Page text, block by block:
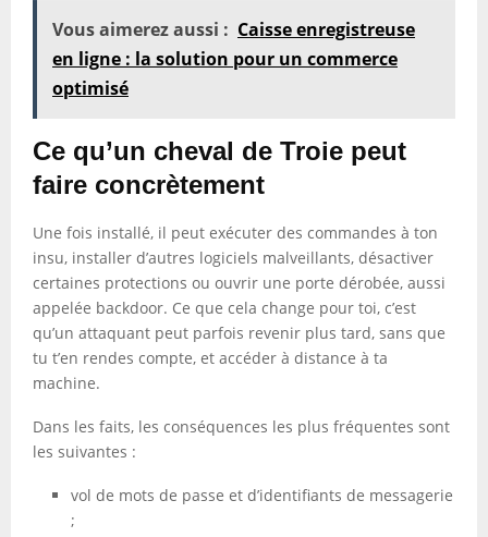
Vous aimerez aussi : Caisse enregistreuse
en ligne : la solution pour un commerce
optimisé
Ce qu’un cheval de Troie peut
faire concrètement
Une fois installé, il peut exécuter des commandes à ton
insu, installer d’autres logiciels malveillants, désactiver
certaines protections ou ouvrir une porte dérobée, aussi
appelée backdoor. Ce que cela change pour toi, c’est
qu’un attaquant peut parfois revenir plus tard, sans que
tu t’en rendes compte, et accéder à distance à ta
machine.
Dans les faits, les conséquences les plus fréquentes sont
les suivantes :
vol de mots de passe et d’identifiants de messagerie
;